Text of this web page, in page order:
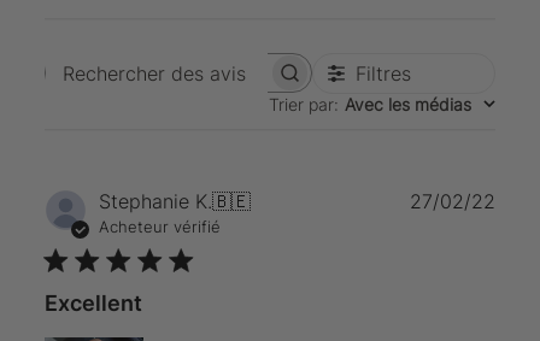
Rechercher des avisFiltres
Trier par: Avec les médias
Stephanie K.🇧🇪
Acheteur vérifié
Excellent
27/02/22